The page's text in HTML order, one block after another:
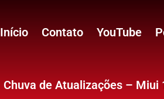
Início Contato YouTube
Chuva de Atualizações –